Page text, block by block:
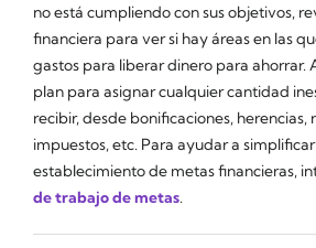
no está cumpliendo con sus objetivos,
financiera para ver si hay áreas en las
gastos para liberar dinero para ahorrar.
plan para asignar cualquier cantidad
recibir, desde bonificaciones, herencias,
impuestos, etc. Para ayudar a
establecimiento de metas financieras,
de trabajo de metas.